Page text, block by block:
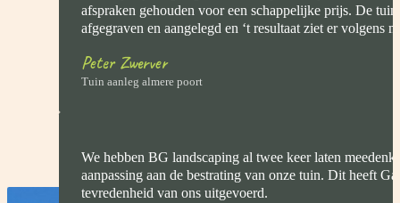
afspraken gehouden voor een schappelijke prijs. De
afgegraven en aangelegd en ‘t resultaat ziet er volgens
Peter Zwerver
Tuin aanleg almere poort
We hebben BG landscaping al twee keer laten
aanpassing aan de bestrating van onze tuin. Dit heeft
tevredenheid van ons uitgevoerd.